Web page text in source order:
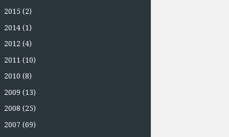
2015 (2)
2014 (1)
2012 (4)
2011 (10)
2010 (8)
2009 (13)
2008 (25)
2007 (69)